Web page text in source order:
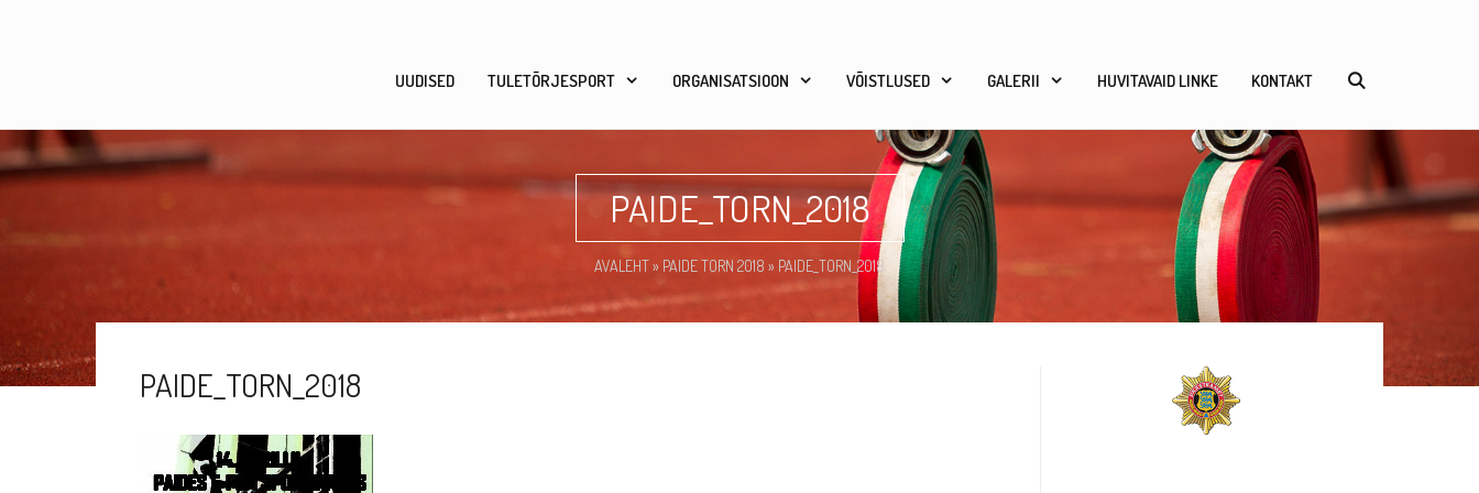
UUDISED
TULETÕRJESPORT ORGANISATSIOON VÕISTLUSED GALERII HUVITAVAID LINKE KONTAKT
PAIDE_TORN_2018
AVALEHT» PAIDE TORN 2018 » PAIDE_TORN_2018
PAIDE_TORN_2018